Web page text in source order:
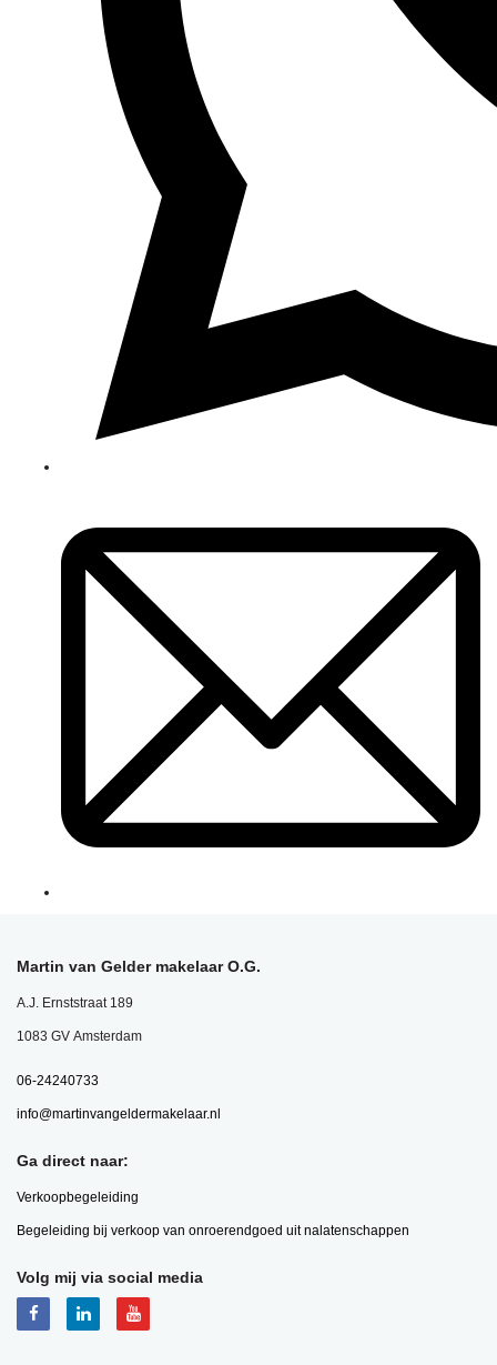
Martin van Gelder makelaar O.G.
A.J. Ernststraat 189
1083 GV Amsterdam
06-24240733
info@martinvangeldermakelaar.nl
Ga direct naar:
Verkoopbegeleiding
Begeleiding bij verkoop van onroerendgoed uit nalatenschappen
Volg mij via social media